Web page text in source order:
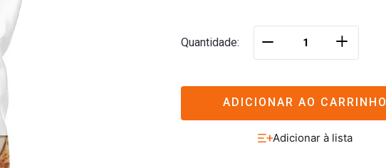
Quantidade ＋
ADICIONAR AO CARRINHO